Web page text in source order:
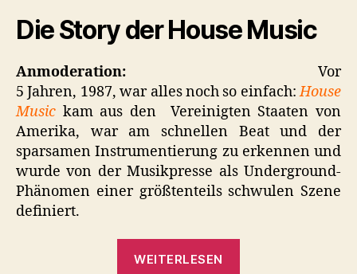
Die Story der House Music
Anmoderation: Vor
5 Jahren, 1987, war alles noch so einfach:House
Music kam aus den Vereinigten Staaten von
Amerika, war am schnellen Beat und der
sparsamen Instrumentierung zu erkennen und
wurde von der Musikpresse als Underground-
Phänomen einer größtenteils schwulen Szene
definiert.
WEITERLESEN